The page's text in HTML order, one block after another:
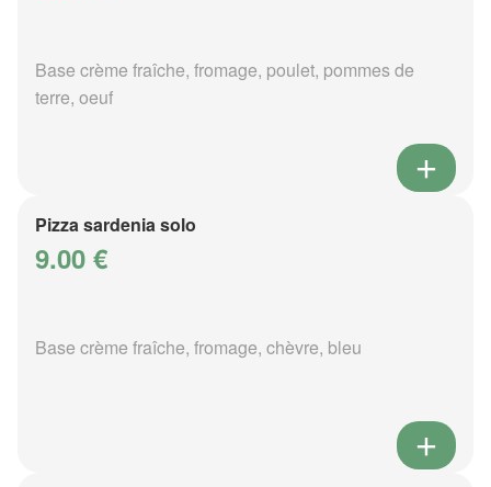
Base crème fraîche, fromage, poulet, pommes de
terre, oeuf
Pizza sardenia solo
9.00 €
Base crème fraîche, fromage, chèvre, bleu